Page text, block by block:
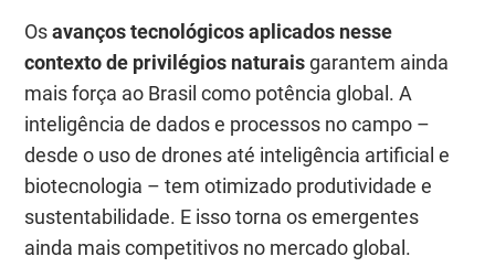
Osavanços tecnológicos aplicados nesse
contexto de privilégios naturaisgarantem ainda
mais força ao Brasil como potência global. A
inteligência de dados e processos no campo –
desde o uso de drones até inteligência artificial e
biotecnologia – tem otimizado produtividade e
sustentabilidade. E isso torna os emergentes
ainda mais competitivos no mercado global.